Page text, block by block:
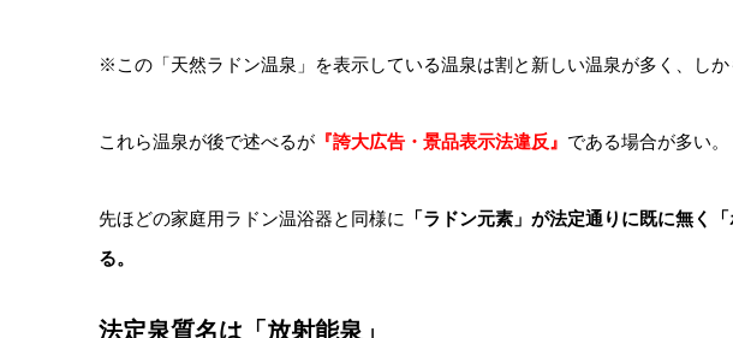
※この「天然ラドン温泉」を表示している温泉は割と新しい温泉が多く、しか
これら温泉が後で述べるが 『誇大広告・景品表示法違反』 である場合が多い。
先ほどの家庭用ラドン温浴器と同様に
「ラドン元素」が法定通りに既に無く
る。
法定泉質名は「放射能泉」